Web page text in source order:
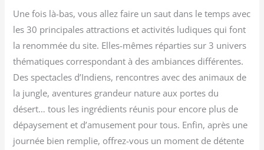
Une fois là-bas, vous allez faire un saut dans le temps avec
les 30 principales attractions et activités ludiques qui font
la renommée du site. Elles-mêmes réparties sur 3 univers
thématiques correspondant à des ambiances différentes.
Des spectacles d’Indiens, rencontres avec des animaux de
la jungle, aventures grandeur nature aux portes du
désert… tous les ingrédients réunis pour encore plus de
dépaysement et d’amusement pour tous. Enfin, après une
journée bien remplie, offrez-vous un moment de détente